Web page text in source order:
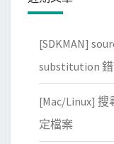
[SDKMAN]
substitution
[Mac/Linux]
定檔案